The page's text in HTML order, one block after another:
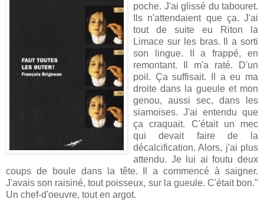
poche. J'ai glissé du tabouret.
Ils n'attendaient que ça. J'ai
tout de suite eu Riton la
Limace sur les bras. Il a sorti
son lingue. II a frappé, en
remontant. Il m'a raté. D'un
poil. Ça suffisait. II a eu ma
droite dans la gueule et mon
genou, aussi sec, dans les
siamoises. J'ai entendu que
ça craquait. C'était un mec
qui devait faire de la
décalcification. Alors, j'ai plus
attendu. Je lui ai foutu deux
coups de boule dans la tête. Il a commencé à saigner.
J'avais son raisiné, tout poisseux, sur la gueule. C'était bon."
Un chef-d'oeuvre, tout en argot.